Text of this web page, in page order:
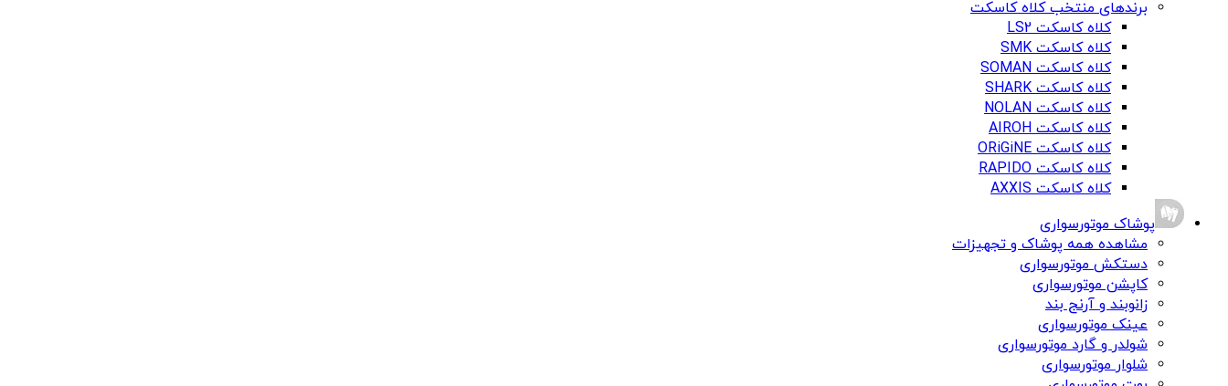
برندهای منتخب کلاه کاسکت
کلاه کاسکت LS2
کلاه کاسکت SMK
کلاه کاسکت SOMAN
کلاه کاسکت SHARK
کلاه کاسکت NOLAN
کلاه کاسکت AIROH
کلاه کاسکت ORiGiNE
کلاه کاسکت RAPIDO
کلاه کاسکت AXXIS
پوشاک موتورسواری
مشاهده همه پوشاک و تجهیزات
دستکش موتورسواری
کاپشن موتورسواری
زانوبند و آرنج بند
عینک موتورسواری
شولدر و گارد موتورسواری
شلوار موتورسواری